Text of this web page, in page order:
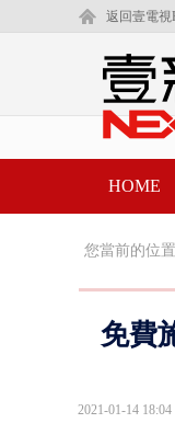
返回壹電視
HOME
您當前的位置
免費
2021-01-14 18:04